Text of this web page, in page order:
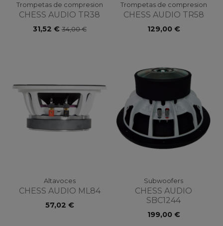
Trompetas de compresion
CHESS AUDIO TR38
31,52 €34,00 €
Trompetas de compresion
CHESS AUDIO TR58
129,00 €
Altavoces
CHESS AUDIO ML84
57,02 €
Subwoofers
CHESS AUDIO
SBC1244
199,00 €